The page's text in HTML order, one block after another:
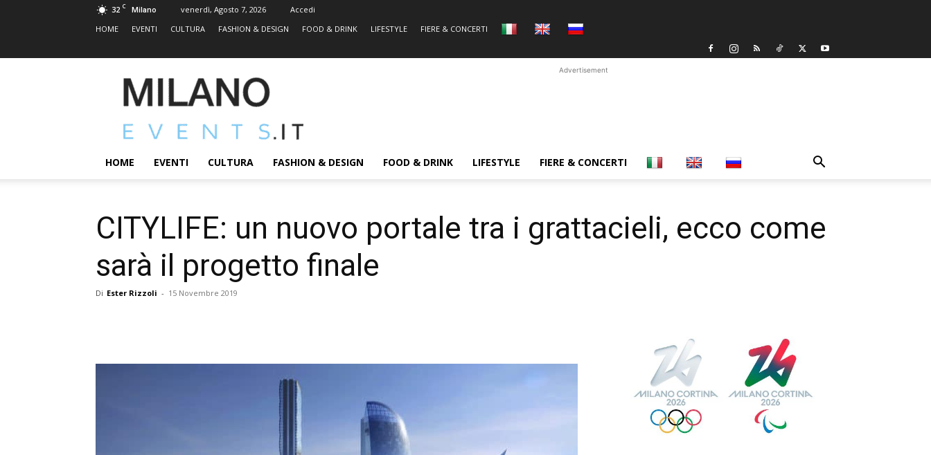
32 C Milano venerdì, Agosto 7, 2026
Accedi
HOME
EVENTI CULTURA FASHION & DESIGN FOOD & DRINK LIFESTYLE FIERE & CONCERTI
MILANOEVENTS.IT
|
2.0
ed
Eventi
Advertisement
HOME EVENTI CULTURA FASHION & DESIGN FOOD & DRINK LIFESTYLE FIERE & CONCERTI
CITYLIFE: un nuovo portale tra i grattacieli, ecco come
sarà il progetto finale
Di Ester Rizzoli - 15 Novembre 2019